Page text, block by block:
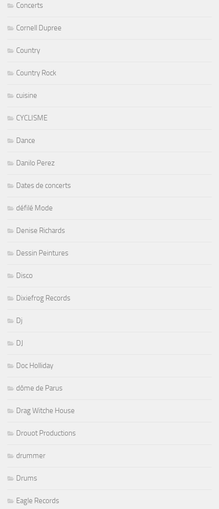
Concerts
Cornell Dupree
Country
Country Rock
cuisine
CYCLISME
Dance
Danilo Perez
Dates de concerts
défilé Mode
Denise Richards
Dessin Peintures
Disco
Dixiefrog Records
Dj
DJ
Doc Holliday
dôme de Parus
Drag Witche House
Drouot Productions
drummer
Drums
Eagle Records